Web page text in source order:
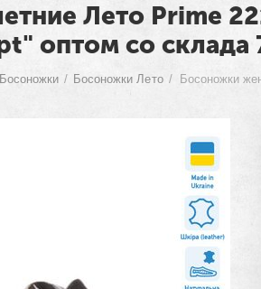
Лето Prime
оптом со склада
Босоножки / Босоножки Лето /